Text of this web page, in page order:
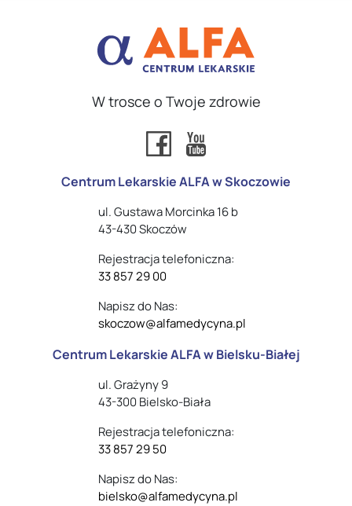
W trosce o Twoje zdrowie
Centrum Lekarskie ALFA w Skoczowie
ul. Gustawa Morcinka 16 b
43-430 Skoczów
Rejestracja telefoniczna:
33 857 29 00
Napisz do Nas:
skoczow@alfamedycyna.pl
Centrum Lekarskie ALFA w Bielsku-Białej
ul. Grażyny 9
43-300 Bielsko-Biała
Rejestracja telefoniczna:
33 857 29 50
Napisz do Nas:
bielsko@alfamedycyna.pl